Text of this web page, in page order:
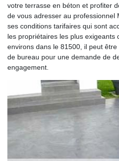
votre terrasse en béton et profiter
de vous adresser au professionnel
ses conditions tarifaires qui sont
les propriétaires les plus exigeants
environs dans le 81500, il peut
de bureau pour une demande de
engagement.